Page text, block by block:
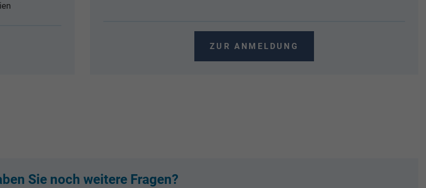
ZUR ANMELDUNG
Sie noch weitere Fragen?